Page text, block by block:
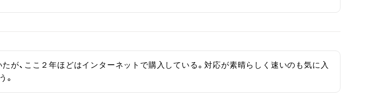
が、ここ２年ほどはインターネットで購入している。対応が素晴らしく速いのも気に入
。